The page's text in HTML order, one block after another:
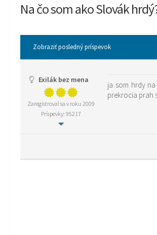
Na čo som ako Slovák
Zobraziť posledný príspevok
Exilák bez mena
Zaregistroval sa v roku 2009
Príspevky: 95217
ja som hrdy
prekrocia prah